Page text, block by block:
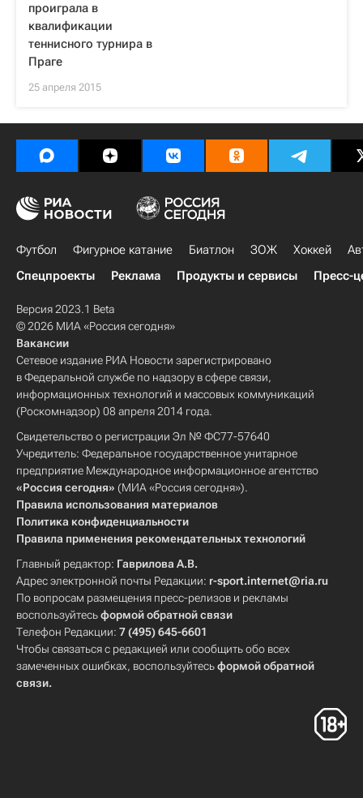
проиграла в
квалификации
теннисного турнира в
Праге
25 апреля 2015
Футбол Фигурное катание Биатлон ЗОЖ Хоккей
Спецпроекты
Реклама Продукты и сервисы Пресс-
Версия 2023.1 Beta
© 2026 МИА «Россия сегодня»
Вакансии
Сетевое издание РИА Новости зарегистрировано
в Федеральной службе по надзору в сфере связи,
информационных технологий и массовых коммуникаций
(Роскомнадзор) 08 апреля 2014 года.
Свидетельство о регистрации Эл № ФС77-57640
Учредитель: Федеральное государственное унитарное
предприятие Международное информационное агентство
«Россия сегодня» (МИА «Россия сегодня»).
Правила использования материалов
Политика конфиденциальности
Правила применения рекомендательных технологий
Главный редактор: Гаврилова А.В.
Адрес электронной почты Редакции: r-sport.internet@ria.ru
По вопросам размещения пресс-релизов и рекламы
воспользуйтесьформой обратной связи
Телефон Редакции: 7 (495) 645-6601
Чтобы связаться с редакцией или сообщить обо всех
замеченных ошибках, воспользуйтесьформой обратной
связи.